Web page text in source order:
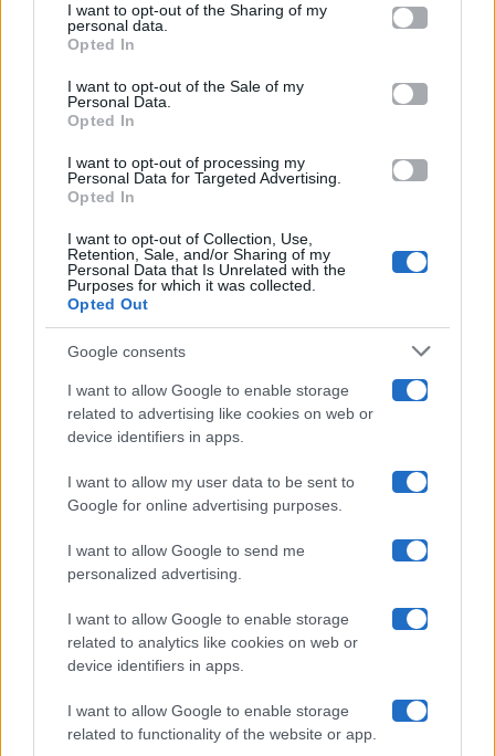
disclose it to other third parties.
Please note that this website/app uses one or more Google
services and may gather and store information including but
not limited to your visit or usage behaviour. You may click to
grant or deny consent to Google and its third-party tags to
consent section.
I want to opt-out of the Sharing of my
personal data.
Opted In
I want to opt-out of the Sale of my
Personal Data.
Opted In
I want to opt-out of processing my
Personal Data for Targeted Advertising.
Opted In
I want to opt-out of Collection, Use,
Retention, Sale, and/or Sharing of my
Personal Data that Is Unrelated with the
Purposes for which it was collected.
Opted Out
Google consents
I want to allow Google to enable storage
related to advertising like cookies on web or
device identifiers in apps.
I want to allow my user data to be sent to
Google for online advertising purposes.
I want to allow Google to send me
personalized advertising.
I want to allow Google to enable storage
related to analytics like cookies on web or
device identifiers in apps.
I want to allow Google to enable storage
related to functionality of the website or app.
Televisione
Programmi TV
Amici
Ballando Con Le Stelle
Grande Fratello
Isola Dei Famosi
Uomini E Donne
Maste S.r.l.
Chi siamo
Collabora con noi
Contatti
Privacy Policy